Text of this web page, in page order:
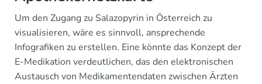
Um den Zugang zu Salazopyrin in Österreich zu
visualisieren, wäre es sinnvoll, ansprechende
Infografiken zu erstellen. Eine könnte das Konzept der
E-Medikation verdeutlichen, das den elektronischen
Austausch von Medikamentendaten zwischen Ärzten